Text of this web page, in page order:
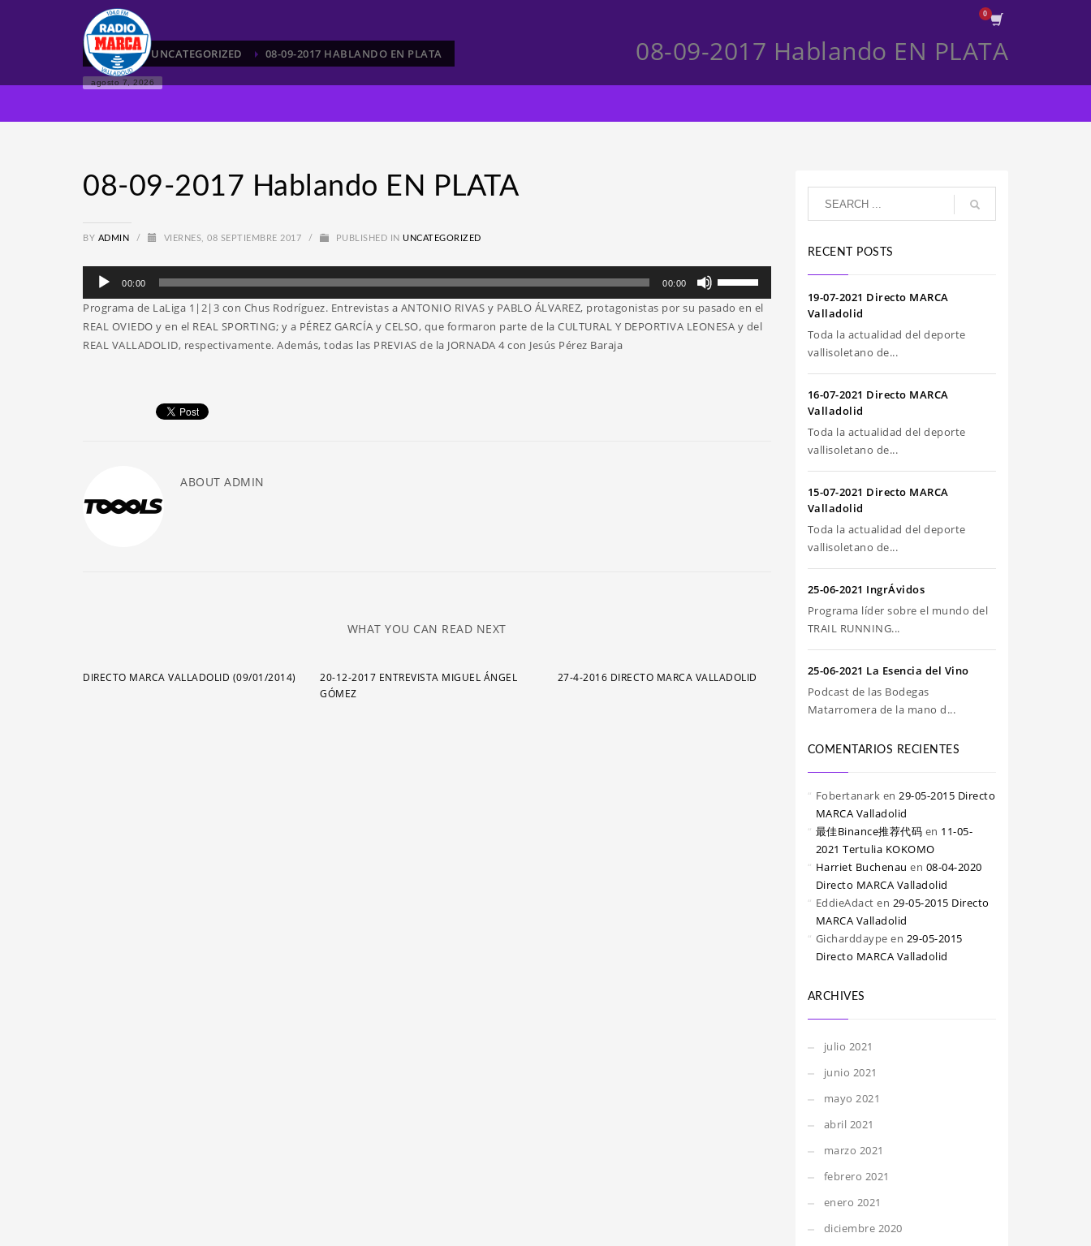
HOME UNCATEGORIZED 08-09-2017 HABLANDO EN PLATA
agosto 7, 2026
08-09-2017 Hablando EN PLATA
08-09-2017 Hablando EN PLATA
BY ADMIN / VIERNES, 08 SEPTIEMBRE 2017 / PUBLISHED IN UNCATEGORIZED
Reproductor
audio
00:00 00:00
teclas
de
Programa de LaLiga 1|2|3 con Chus Rodríguez. Entrevistas a ANTONIO RIVAS y PABLO ÁLVAREZ, protagonistas por su pasado en el
REAL OVIEDO y en el REAL SPORTING; y a PÉREZ GARCÍA y CELSO, que formaron parte de la CULTURAL Y DEPORTIVA LEONESA y del
REAL VALLADOLID, respectivamente. Además, todas las PREVIAS de la JORNADA 4 con Jesús Pérez Baraja
ABOUT ADMIN
WHAT YOU CAN READ NEXT
DIRECTO MARCA VALLADOLID (09/01/2014)
20-12-2017 ENTREVISTA MIGUEL ÁNGEL
GÓMEZ
27-4-2016 DIRECTO MARCA VALLADOLID
RECENT POSTS
19-07-2021 Directo MARCA
Valladolid
Toda la actualidad del deporte
vallisoletano de...
16-07-2021 Directo MARCA
Valladolid
Toda la actualidad del deporte
vallisoletano de...
15-07-2021 Directo MARCA
Valladolid
Toda la actualidad del deporte
vallisoletano de...
25-06-2021 IngrÁvidos
Programa líder sobre el mundo del
TRAIL RUNNING...
25-06-2021 La Esencia del Vino
Podcast de las Bodegas
Matarromera de la mano d...
COMENTARIOS RECIENTES
Fobertanark en 29-05-2015 Directo
MARCA Valladolid
最佳Binance推荐代码 en 11-05-
2021 Tertulia KOKOMO
Harriet Buchenau en 08-04-2020
Directo MARCA Valladolid
EddieAdact en 29-05-2015 Directo
MARCA Valladolid
Gicharddaype en 29-05-2015
Directo MARCA Valladolid
ARCHIVES
julio 2021
junio 2021
mayo 2021
abril 2021
marzo 2021
febrero 2021
enero 2021
diciembre 2020